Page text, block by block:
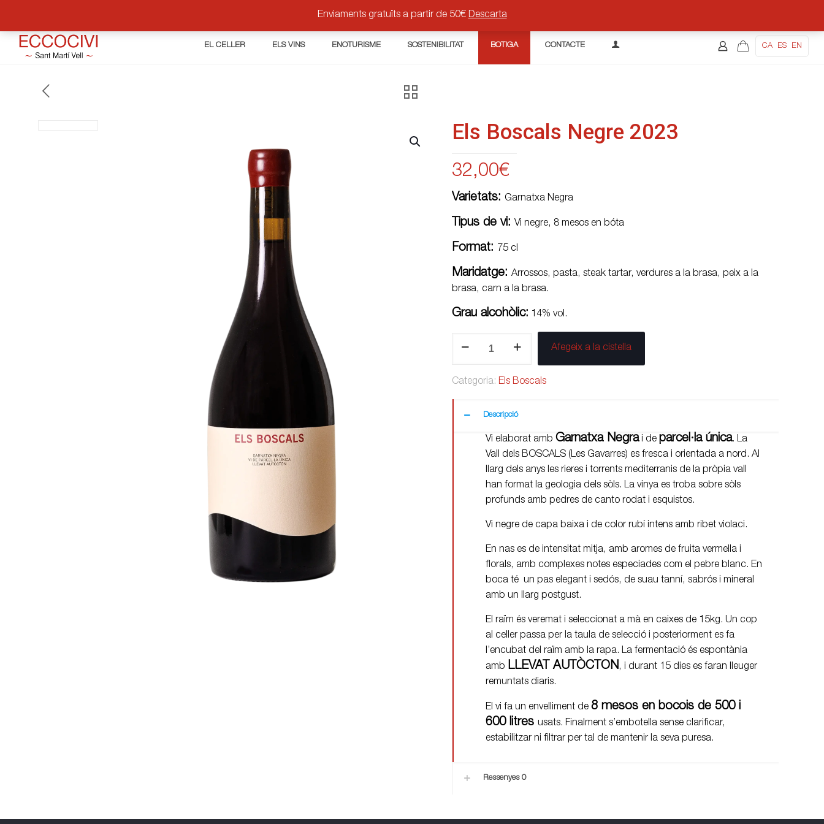
EL CELLER ELS VINS ENOTURISME SOSTENIBILITAT BOTIGA CONTACTE CA ES EN
Els Boscals Negre 2023
32,00€
Varietats: Garnatxa Negra
Tipus de vi: Vi negre, 8 mesos en bóta
Format: 75 cl
Maridatge: Arrossos, pasta, steak tartar, verdures a la brasa, peix a la
brasa, carn a la brasa.
Grau alcohòlic: 14% vol.
Boscals
Negre
2023
Afegeix a la cistella
Categoria: Els Boscals
Descripció
Vi elaborat ambGarnatxa Negrai de parcel·la única. La
Vall dels BOSCALS (Les Gavarres) es fresca i orientada a nord. Al
llarg dels anys les rieres i torrents mediterranis de la pròpia vall
han format la geologia dels sòls. La vinya es troba sobre sòls
profunds amb pedres de canto rodat i esquistos.
Vi negre de capa baixa i de color rubí intens amb ribet violaci.
En nas es de intensitat mitja, amb aromes de fruita vermella i
florals, amb complexes notes especiades com el pebre blanc. En
boca té un pas elegant i sedós, de suau tanní, sabrós i mineral
amb un llarg postgust.
El raïm és veremat i seleccionat a mà en caixes de 15kg. Un cop
al celler passa per la taula de selecció i posteriorment es fa
l’encubat del raïm amb la rapa. La fermentació és espontània
amb LLEVAT AUTÒCTON, i durant 15 dies es faran lleuger
remuntats diaris.
El vi fa un envelliment de8 mesos en bocois de 500 i
600 litresusats. Finalment s’embotella sense clarificar,
estabilitzar ni filtrar per tal de mantenir la seva puresa.
Ressenyes 0
Enviaments gratuïts a partir de 50€ Descarta